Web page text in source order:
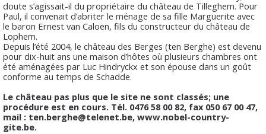
doute s’agissait-il du propriétaire du château de Tilleghem. Pour
Paul, il convenait d’abriter le ménage de sa fille Marguerite avec
le baron Ernest van Caloen, fils du constructeur du château de
Lophem.
Depuis l’été 2004, le château des Berges (ten Berghe) est devenu
pour dix-huit ans une maison d’hôtes où plusieurs chambres ont
été aménagées par Luc Hindryckx et son épouse dans un goût
conforme au temps de Schadde.
Le château pas plus que le site ne sont classés; une
procédure est en cours. Tél. 0476 58 00 82, fax 050 67 00 47,
mail : ten.berghe@telenet.be, www.nobel-country-
gite.be.